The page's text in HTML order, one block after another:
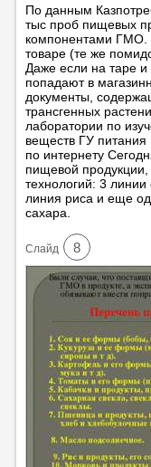
По данным
тыс проб пищевых
компонентами ГМО.
товаре (те же
Даже если на таре
попадают в
документы,
трансгенных
лаборатории по
веществ ГУ питания
по интернету
пищевой
технологий: 3
линия риса и еще
сахара.
Cлайд 8